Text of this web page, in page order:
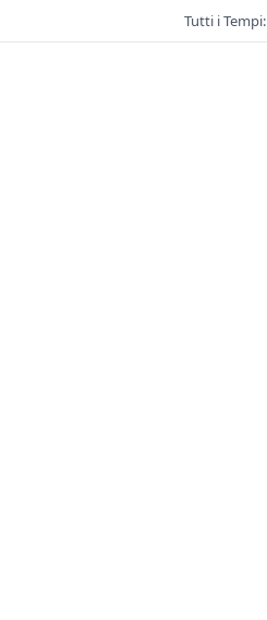
Tutti i Tempi: